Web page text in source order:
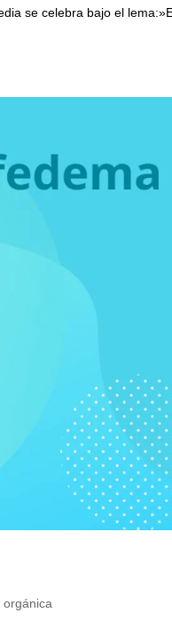
se celebra bajo el
orgánica